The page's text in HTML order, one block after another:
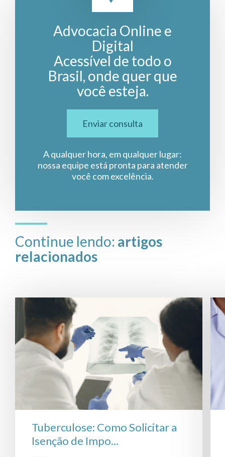
Advocacia Online e
Digital
Acessível de todo o
Brasil, onde quer que
você esteja.
Enviar consulta
A qualquer hora, em qualquer lugar:
nossa equipe está pronta para atender
você com excelência.
Continue lendo: artigos
relacionados
Tuberculose: Como Solicitar a
Isenção de Impo...